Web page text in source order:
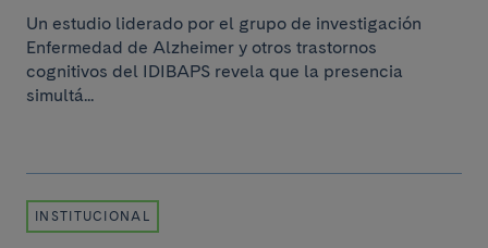
Un estudio liderado por el grupo de investigación
Enfermedad de Alzheimer y otros trastornos
cognitivos del IDIBAPS revela que la presencia
simultá...
INSTITUCIONAL